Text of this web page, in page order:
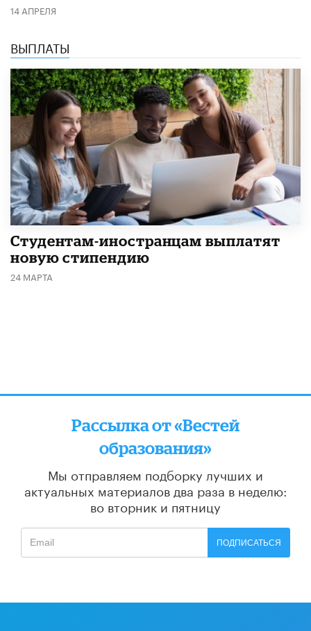
14 АПРЕЛЯ
ВЫПЛАТЫ
Студентам-иностранцам выплатят
новую стипендию
24 МАРТА
Рассылка от «Вестей
образования»
Мы отправляем подборку лучших и
актуальных материалов два раза в неделю:
во вторник и пятницу
ПОДПИСАТЬСЯ